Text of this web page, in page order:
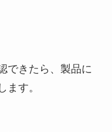
できたら、製品に
ます。